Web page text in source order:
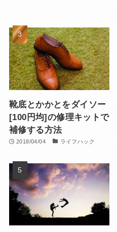
靴底とかかとをダイソー
[100円均]の修理キットで
補修する方法
2018/04/04 ライフハック